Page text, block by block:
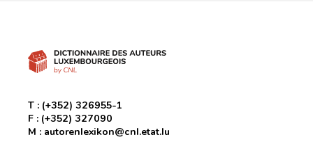
T : (+352) 326955-1
F : (+352) 327090
M : autorenlexikon@cnl.etat.lu